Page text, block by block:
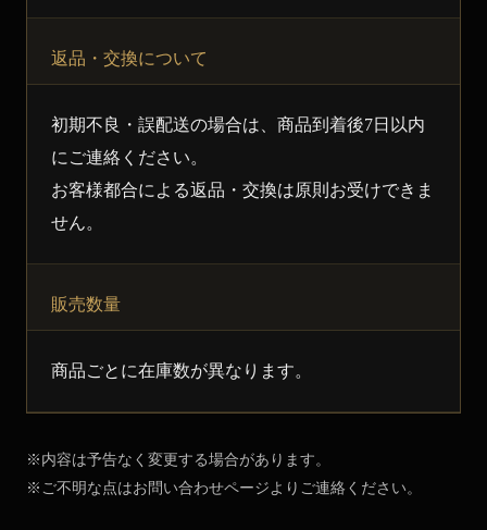
返品・交換について
初期不良・誤配送の場合は、商品到着後7日以内
にご連絡ください。
お客様都合による返品・交換は原則お受けできま
せん。
販売数量
商品ごとに在庫数が異なります。
※内容は予告なく変更する場合があります。
※ご不明な点はお問い合わせページよりご連絡ください。